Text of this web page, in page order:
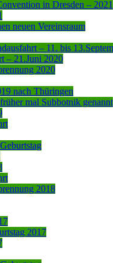
in Dresden – 2021
neuen Vereinsraum
– 11. bis
– 21.Juni 2020
2020
nach Thüringen
mal Subbotnik genannt
2018
2017